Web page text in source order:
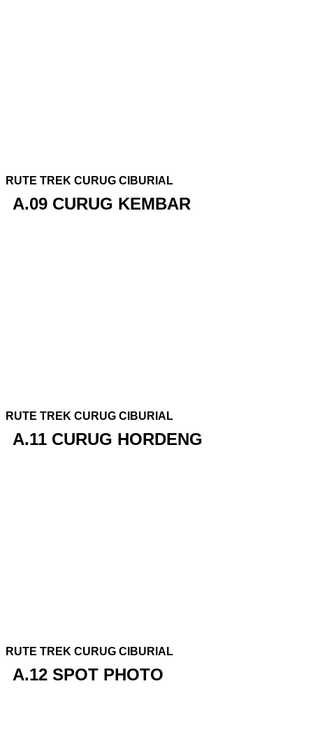
RUTE TREK CURUG CIBURIAL
A.09 CURUG KEMBAR
RUTE TREK CURUG CIBURIAL
A.11 CURUG HORDENG
RUTE TREK CURUG CIBURIAL
A.12 SPOT PHOTO